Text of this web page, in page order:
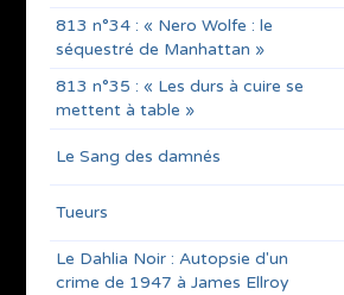
813 n°34 : « Nero Wolfe : le
séquestré de Manhattan »
813 n°35 : « Les durs à cuire se
mettent à table »
Le Sang des damnés
Tueurs
Le Dahlia Noir : Autopsie d'un
crime de 1947 à James Ellroy